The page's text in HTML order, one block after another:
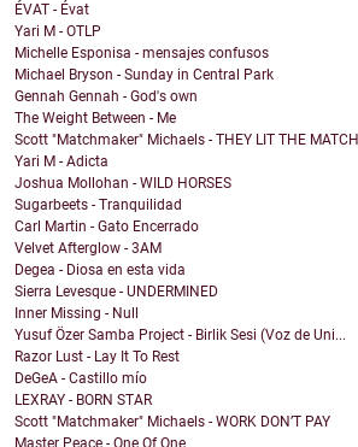
ÉVAT - Évat
Yari M - OTLP
Michelle Esponisa - mensajes confusos
Michael Bryson - Sunday in Central Park
Gennah Gennah - God's own
The Weight Between - Me
Scott "Matchmaker" Michaels - THEY LIT THE MATCH
Yari M - Adicta
Joshua Mollohan - WILD HORSES
Sugarbeets - Tranquilidad
Carl Martin - Gato Encerrado
Velvet Afterglow - 3AM
Degea - Diosa en esta vida
Sierra Levesque - UNDERMINED
Inner Missing - Null
Yusuf Özer Samba Project - Birlik Sesi (Voz de Uni...
Razor Lust - Lay It To Rest
DeGeA - Castillo mío
LEXRAY - BORN STAR
Scott "Matchmaker" Michaels - WORK DON’T PAY
Master Peace - One Of One